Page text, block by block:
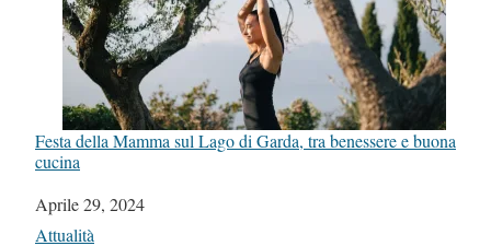
Festa della Mamma sul Lago di Garda, tra benessere e buona
cucina
Data
Aprile 29, 2024
In relazione a
Attualità